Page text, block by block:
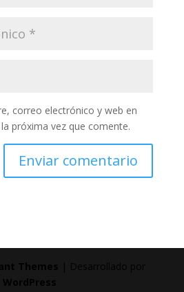
correo electrónico y web en
próxima vez que comente.